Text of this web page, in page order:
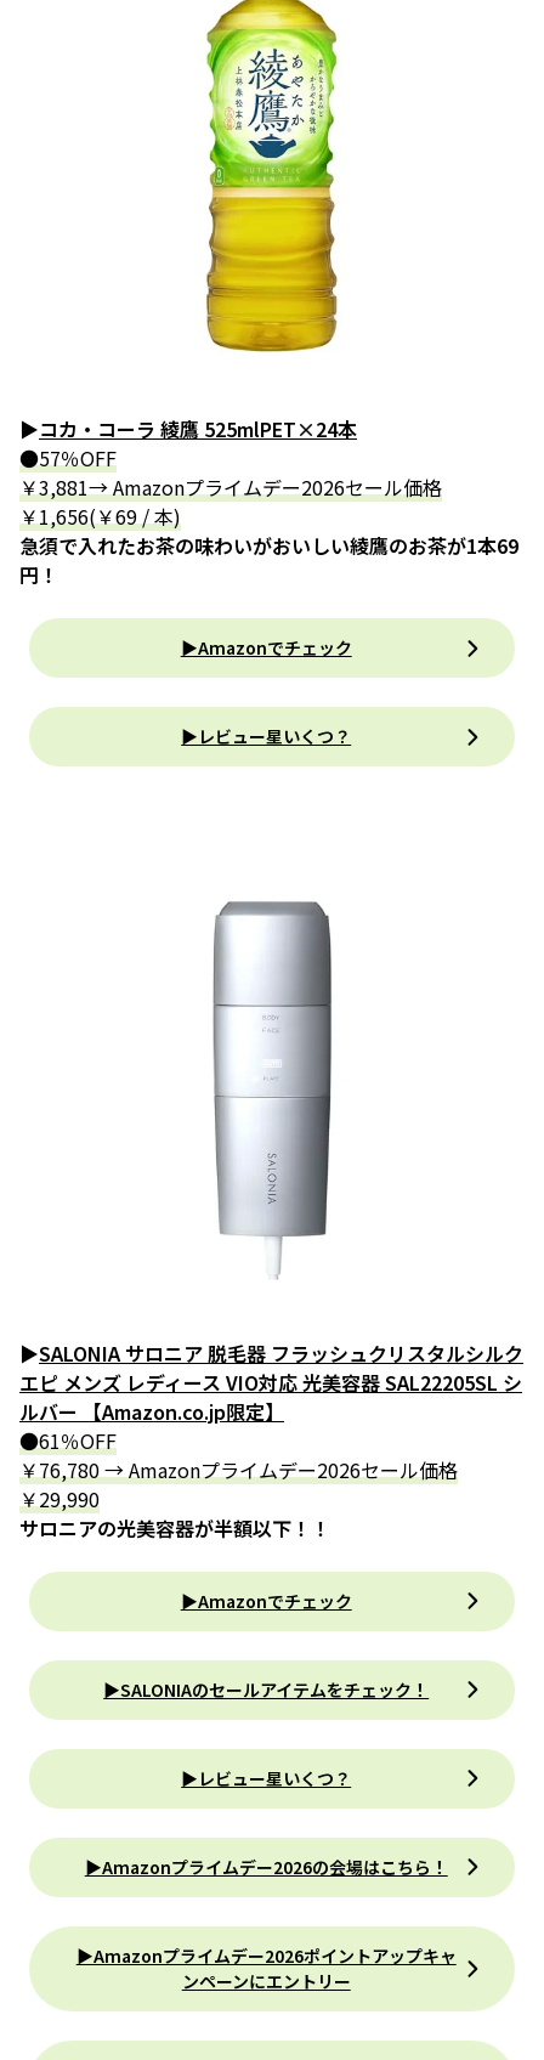
▶コカ・コーラ 綾鷹 525mlPET×24本
●57％OFF
￥3,881→ Amazonプライムデー2026セール価格
￥1,656(￥69 / 本)
急須で入れたお茶の味わいがおいしい綾鷹のお茶が1本69
円！
▶Amazonでチェック
▶レビュー星いくつ？
▶SALONIA サロニア 脱毛器 フラッシュクリスタルシルク
エピ メンズ レディース VIO対応 光美容器 SAL22205SL シ
ルバー 【Amazon.co.jp限定】
●61％OFF
￥76,780 → Amazonプライムデー2026セール価格
￥29,990
サロニアの光美容器が半額以下！！
▶Amazonでチェック
▶︎SALONIAのセールアイテムをチェック！
▶レビュー星いくつ？
▶︎Amazonプライムデー2026の会場はこちら！
▶︎Amazonプライムデー2026ポイントアップキャ
ンペーンにエントリー